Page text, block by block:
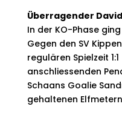
Überragender
In der KO-Phase
Gegen den SV
regulären Spielzeit
anschliessenden
Schaans Goalie
gehaltenen